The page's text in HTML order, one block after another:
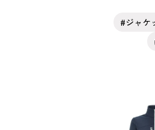
ジャケ